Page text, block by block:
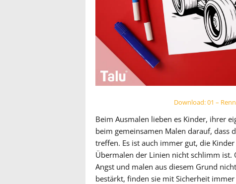
Download: 01 –
Beim Ausmalen lieben es Kinder, ihrer
beim gemeinsamen Malen darauf, dass
treffen. Es ist auch immer gut, die
Übermalen der Linien nicht schlimm ist.
Angst und malen aus diesem Grund
bestärkt, finden sie mit Sicherheit